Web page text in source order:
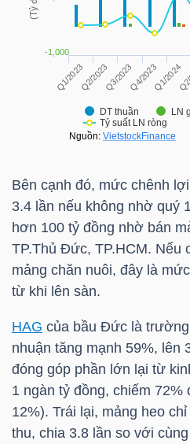
Bên cạnh đó, mức chênh
3.4 lần nếu không nhờ quý
hơn 100 tỷ đồng nhờ bán
TP.Thủ Đức, TP.HCM. Nếu
mảng chăn nuôi, đây là
từ khi lên sàn.
HAG của bầu Đức là
nhuận tăng mạnh 59%, lên
đóng góp phần lớn lại từ
1 ngàn tỷ đồng, chiếm 72%
12%). Trái lại, mảng heo
thu, chia 3.8 lần so với
LƯỢNG
CÔNG
NGHIỆP
DÙNG
KHÔNG
THIẾT